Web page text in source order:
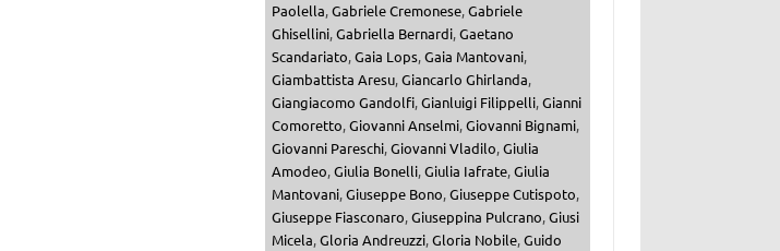
Paolella,Gabriele Cremonese,Gabriele
Ghisellini,Gabriella Bernardi,Gaetano
Scandariato,Gaia Lops,Gaia Mantovani,
Giambattista Aresu,Giancarlo Ghirlanda,
Giangiacomo Gandolfi,Gianluigi Filippelli,Gianni
Comoretto,Giovanni Anselmi,Giovanni Bignami,
Giovanni Pareschi,Giovanni Vladilo,Giulia
Amodeo,Giulia Bonelli,Giulia Iafrate,Giulia
Mantovani,Giuseppe Bono,Giuseppe Cutispoto,
Giuseppe Fiasconaro,Giuseppina Pulcrano,Giusi
Micela,Gloria Andreuzzi,Gloria Nobile,Guido